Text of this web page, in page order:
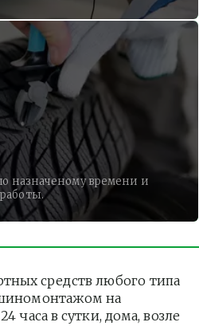
назначеному времени и
средств любого типа
на
часа в сутки, дома, возле